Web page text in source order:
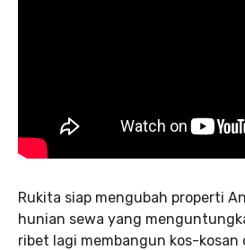
Rukita siap mengubah properti
hunian sewa yang
ribet lagi membangun kos-kosan